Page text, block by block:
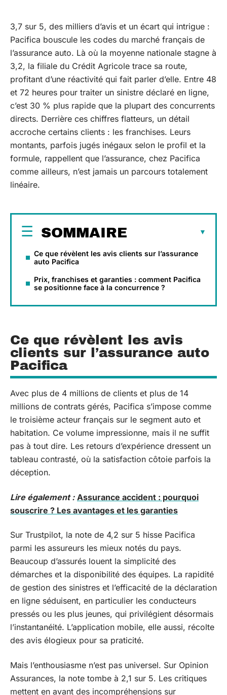
3,7 sur 5, des milliers d’avis et un écart qui intrigue :
Pacifica bouscule les codes du marché français de
l’assurance auto. Là où la moyenne nationale stagne à
3,2, la filiale du Crédit Agricole trace sa route,
profitant d’une réactivité qui fait parler d’elle. Entre 48
et 72 heures pour traiter un sinistre déclaré en ligne,
c’est 30 % plus rapide que la plupart des concurrents
directs. Derrière ces chiffres flatteurs, un détail
accroche certains clients : les franchises. Leurs
montants, parfois jugés inégaux selon le profil et la
formule, rappellent que l’assurance, chez Pacifica
comme ailleurs, n’est jamais un parcours totalement
linéaire.
SOMMAIRE
Ce que révèlent les avis clients sur l’assurance
auto Pacifica
Prix, franchises et garanties : comment Pacifica
se positionne face à la concurrence ?
Ce que révèlent les avis
clients sur l’assurance auto
Pacifica
Avec plus de 4 millions de clients et plus de 14
millions de contrats gérés, Pacifica s’impose comme
le troisième acteur français sur le segment auto et
habitation. Ce volume impressionne, mais il ne suffit
pas à tout dire. Les retours d’expérience dressent un
tableau contrasté, où la satisfaction côtoie parfois la
déception.
Lire également : Assurance accident : pourquoi
souscrire ? Les avantages et les garanties
Sur Trustpilot, la note de 4,2 sur 5 hisse Pacifica
parmi les assureurs les mieux notés du pays.
Beaucoup d’assurés louent la simplicité des
démarches et la disponibilité des équipes. La rapidité
de gestion des sinistres et l’efficacité de la déclaration
en ligne séduisent, en particulier les conducteurs
pressés ou les plus jeunes, qui privilégient désormais
l’instantanéité. L’application mobile, elle aussi, récolte
des avis élogieux pour sa praticité.
Mais l’enthousiasme n’est pas universel. Sur Opinion
Assurances, la note tombe à 2,1 sur 5. Les critiques
mettent en avant des incompréhensions sur